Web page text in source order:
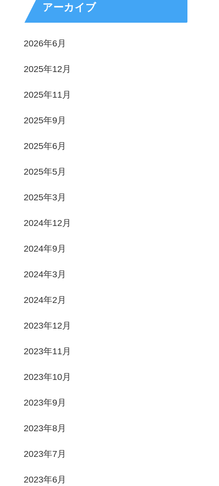
アーカイブ
2026年6月
2025年12月
2025年11月
2025年9月
2025年6月
2025年5月
2025年3月
2024年12月
2024年9月
2024年3月
2024年2月
2023年12月
2023年11月
2023年10月
2023年9月
2023年8月
2023年7月
2023年6月